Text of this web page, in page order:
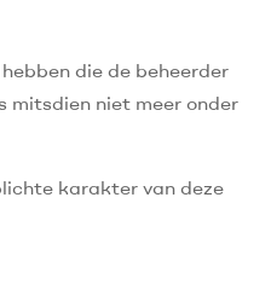
die de beheerder
mitsdien niet meer onder
karakter van deze